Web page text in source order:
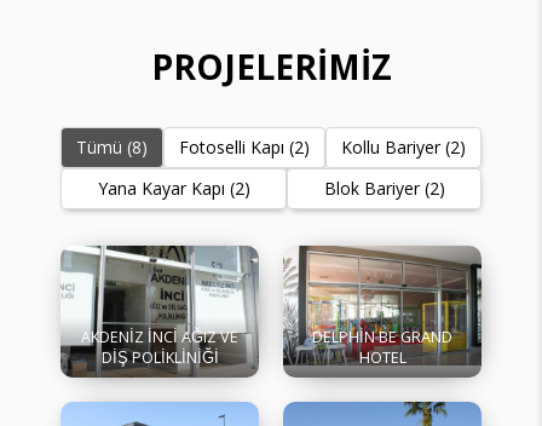
PROJELERİMİZ
Tümü (8) Fotoselli Kapı (2)
Kollu Bariyer (2)
Yana Kayar Kapı (2)
Blok Bariyer (2)
AKDENİZ İNCİ AĞIZ VE
DİŞ POLİKLİNİĞİ
DELPHİN BE GRAND
HOTEL